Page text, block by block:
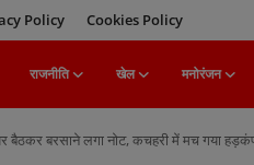
Policy Cookies Policy
राजनीति खेल मनोरंजन
बैठकर बरसाने लगा नोट, कचहरी में मच गया